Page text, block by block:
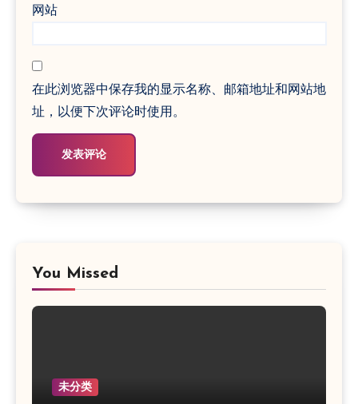
网站
在此浏览器中保存我的显示名称、邮箱地址和网站地
址，以便下次评论时使用。
You Missed
未分类